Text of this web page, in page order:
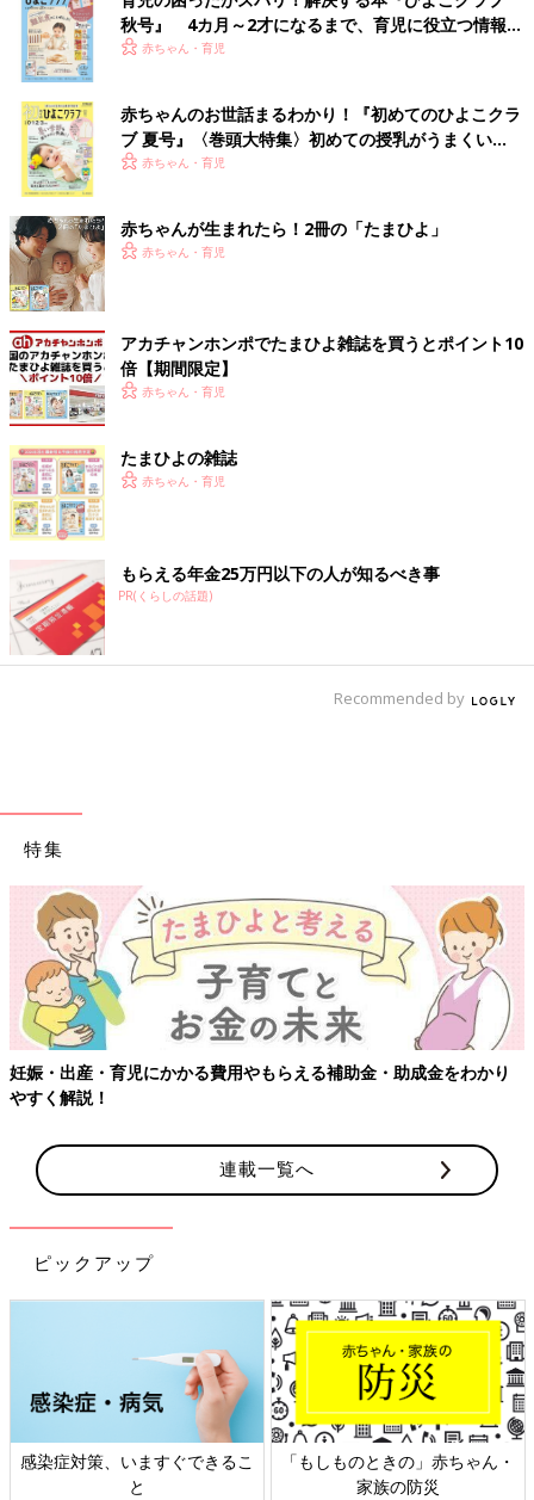
秋号』 4カ月～2才になるまで、育児に役立つ情報が
いっぱい！
赤ちゃん・育児
赤ちゃんのお世話まるわかり！『初めてのひよこクラ
ブ 夏号』〈巻頭大特集〉初めての授乳がうまくい
く！ おっぱい・ミルクの基本と夏のトラブル 解決テ
赤ちゃん・育児
赤ちゃんが生まれたら！2冊の「たまひよ」
赤ちゃん・育児
アカチャンホンポでたまひよ雑誌を買うとポイント10
倍【期間限定】
赤ちゃん・育児
たまひよの雑誌
赤ちゃん・育児
もらえる年金25万円以下の人が知るべき事
PR(くらしの話題)
Recommended by
特集
妊娠・出産・育児にかかる費用やもらえる補助金・助成金をわかり
やすく解説！
連載一覧へ
ピックアップ
感染症対策、いますぐできるこ
と
「もしものときの」赤ちゃん・
家族の防災